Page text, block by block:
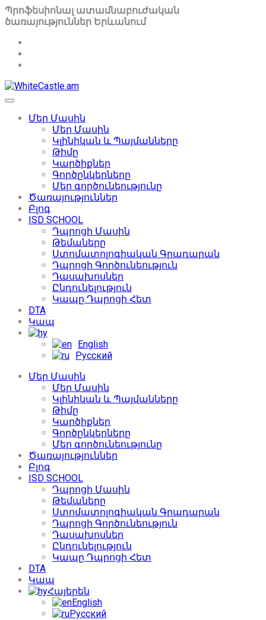
Պրոֆեսիոնալ ատամնաբուժական
ծառայություններ Երևանում
Մեր Մասին
Մեր Մասին
Կլինիկան և Պայմանները
Թիմը
Կարծիքներ
Գործընկերները
Մեր գործունեությունը
Ծառայություններ
Բլոգ
ISD SCHOOL
Դպրոցի Մասին
Թեմաները
Ստոմատոլոգիական Գրադարան
Դպրոցի Գործունեություն
Դասախոսներ
Ընդունելություն
Կապը Դպրոցի Հետ
DTA
Կապ
English
Русский
Մեր Մասին
Մեր Մասին
Կլինիկան և Պայմանները
Թիմը
Կարծիքներ
Գործընկերները
Մեր գործունեությունը
Ծառայություններ
Բլոգ
ISD SCHOOL
Դպրոցի Մասին
Թեմաները
Ստոմատոլոգիական Գրադարան
Դպրոցի Գործունեություն
Դասախոսներ
Ընդունելություն
Կապը Դպրոցի Հետ
DTA
Կապ
Հայերեն
English
Русский